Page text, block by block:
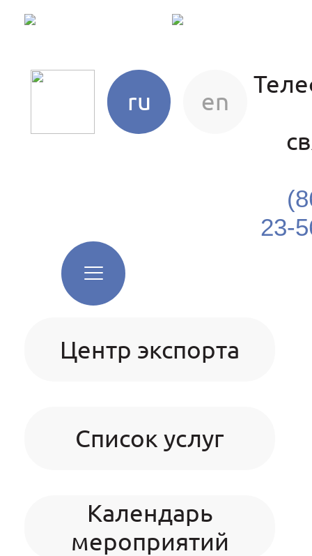
ru en
23-
Центр экспорта
Список услуг
Календарь
мероприятий